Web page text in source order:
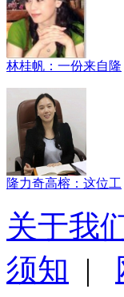
林桂帆：一份来自隆
隆力奇高榕：这位工
关于我
须知 |